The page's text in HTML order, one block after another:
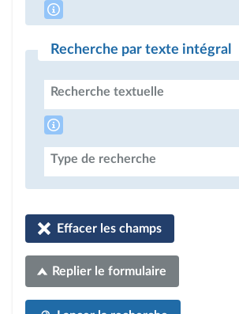
Recherche par texte intégral
Recherche textuelle
Type de recherche
Effacer les champs
Replier le formulaire